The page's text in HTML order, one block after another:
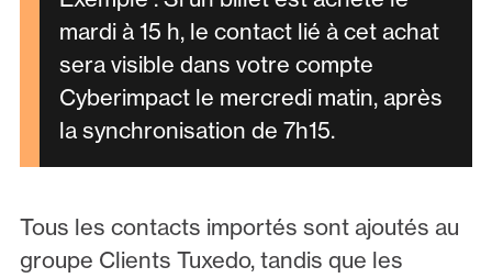
mardi à 15 h, le contact lié à cet achat
sera visible dans votre compte
Cyberimpact le mercredi matin, après
la synchronisation de 7h15.
Tous les contacts importés sont ajoutés au
groupe Clients Tuxedo, tandis que les